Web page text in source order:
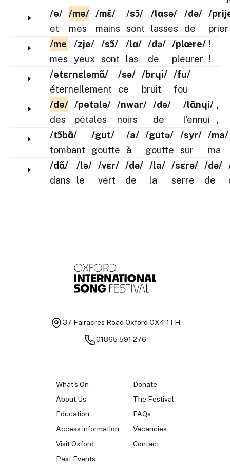
/e/
et
/me/
mes
/mɛ̃/
mains
/sɔ̃/
sont
/lɑsə/
lasses
/də/
de
/
prier
/me
mes
/zjø/
yeux
/sɔ̃/
sont
/lɑ/
las
/də/
de
/plœre/
pleurer
!
!
/etɛrnɛləmɑ̃/
éternellement
/sə/
ce
/brɥi/
bruit
/fu/
fou
/de/
des
/petalə/
pétales
/nwar/
noirs
/də/
de
/lɑ̃nɥi/
l'ennui
,
,
/tɔ̃bɑ̃/
tombant
/gut/
goutte
/a/
à
/gutə/
goutte
/syr/
sur
/ma/
ma
/dɑ̃/
dans
/lə/
le
/vɛr/
vert
/də/
de
/la/
la
/sɛrə/
serre
/də/
de
37 Fairacres Road Oxford OX4 1TH
01865 591 276
What's On
About Us
Education
Access information
Visit Oxford
Past Events
Donate
The Festival
FAQs
Vacancies
Contact